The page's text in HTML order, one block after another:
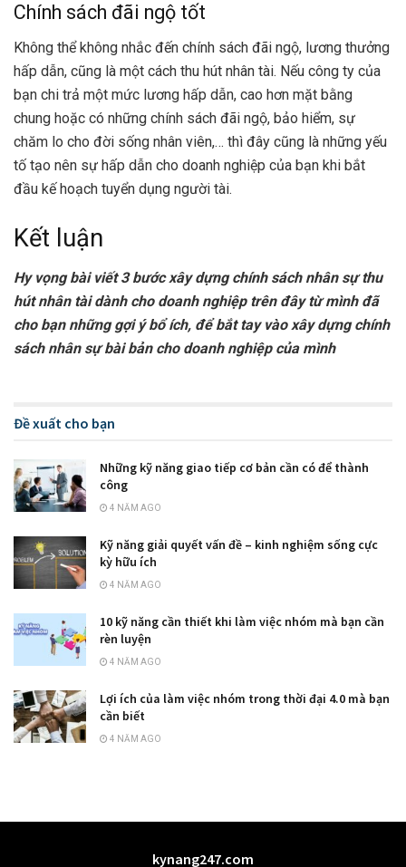
Chính sách đãi ngộ tốt
Không thể không nhắc đến chính sách đãi ngộ, lương thưởng
hấp dẫn, cũng là một cách thu hút nhân tài. Nếu công ty của
bạn chi trả một mức lương hấp dẫn, cao hơn mặt bằng
chung hoặc có những chính sách đãi ngộ, bảo hiểm, sự
chăm lo cho đời sống nhân viên,… thì đây cũng là những yếu
tố tạo nên sự hấp dẫn cho doanh nghiệp của bạn khi bắt
đầu kế hoạch tuyển dụng người tài.
Kết luận
Hy vọng bài viết 3 bước xây dựng chính sách nhân sự thu
hút nhân tài dành cho doanh nghiệp trên đây từ mình đã
cho bạn những gợi ý bổ ích, để bắt tay vào xây dựng chính
sách nhân sự bài bản cho doanh nghiệp của mình
Đề xuất cho bạn
Những kỹ năng giao tiếp cơ bản cần có để thành
công
4 NĂM AGO
Kỹ năng giải quyết vấn đề – kinh nghiệm sống cực
kỳ hữu ích
4 NĂM AGO
10 kỹ năng cần thiết khi làm việc nhóm mà bạn cần
rèn luyện
4 NĂM AGO
Lợi ích của làm việc nhóm trong thời đại 4.0 mà bạn
cần biết
4 NĂM AGO
kynang247.com